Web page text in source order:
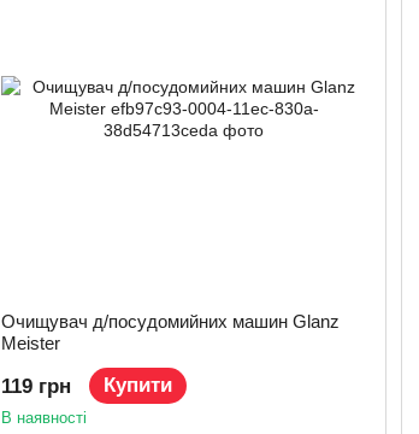
Очищувач д/посудомийних машин Glanz
Meister
119 грн Купити
В наявності